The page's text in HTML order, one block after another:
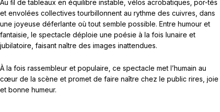
Au ﬁl de tableaux en équilibre instable, vélos acrobatiques, por-tés
et envolées collectives tourbillonnent au rythme des cuivres, dans
une joyeuse déferlante où tout semble possible. Entre humour et
fantaisie, le spectacle déploie une poésie à la fois lunaire et
jubilatoire, faisant naître des images inattendues.
À la fois rassembleur et populaire, ce spectacle met l’humain au
cœur de la scène et promet de faire naître chez le public rires, joie
et bonne humeur.